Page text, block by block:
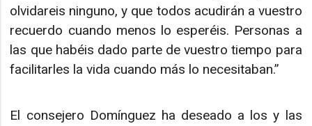
olvidareis ninguno, y que todos acudirán a vuestro
recuerdo cuando menos lo esperéis. Personas a
las que habéis dado parte de vuestro tiempo para
facilitarles la vida cuando más lo necesitaban.”
El consejero Domínguez ha deseado a los y las